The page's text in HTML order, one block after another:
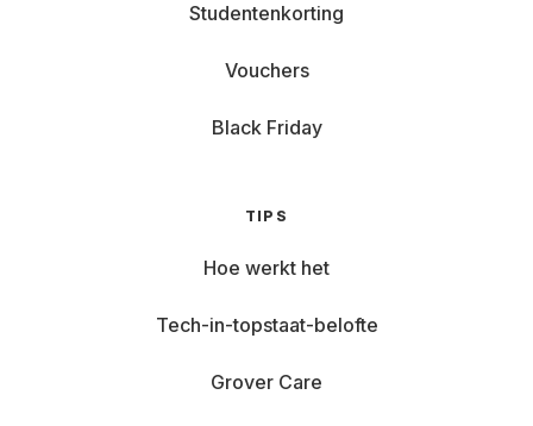
Studentenkorting
Vouchers
Black Friday
TIPS
Hoe werkt het
Tech-in-topstaat-belofte
Grover Care